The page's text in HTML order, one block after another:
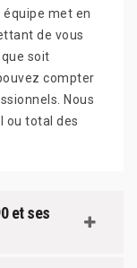
met en
de vous
soit
compter
Nous
ou total des
et ses